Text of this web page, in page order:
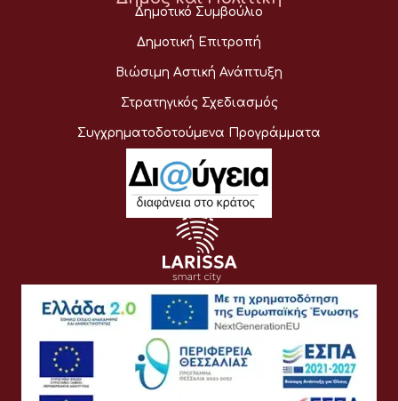
Δημοτικό Συμβούλιο
Δημοτική Επιτροπή
Βιώσιμη Αστική Ανάπτυξη
Στρατηγικός Σχεδιασμός
Συγχρηματοδοτούμενα Προγράμματα